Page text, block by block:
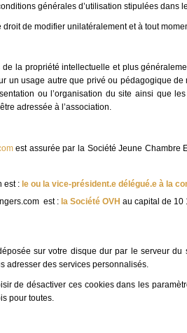
générales d’utilisation stipulées dans
de modifier unilatéralement et à tout
la propriété intellectuelle et plus
un usage autre que privé ou pédagogique
ou l’organisation du site ainsi que
adressée à l’association.
est assurée par la Société Jeune Chambre
est : le ou la vice-président.e délégué.e à la
est : la Société OVH au capital de 10
sur votre disque dur par le serveur
adresser des services personnalisés.
de désactiver ces cookies dans les
pour toutes.